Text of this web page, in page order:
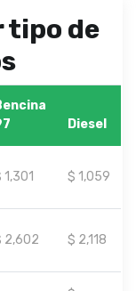
tipo de
Diesel
1,301 $ 1,059
2,602 $ 2,118